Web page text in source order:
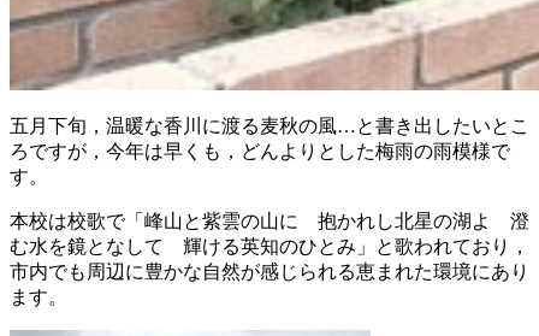
五月下旬，温暖な香川に渡る麦秋の風…と書き出したいとこ
ろですが，今年は早くも，どんよりとした梅雨の雨模様で
す。
本校は校歌で「峰山と紫雲の山に 抱かれし北星の湖よ 澄
む水を鏡となして 輝ける英知のひとみ」と歌われており，
市内でも周辺に豊かな自然が感じられる恵まれた環境にあり
ます。